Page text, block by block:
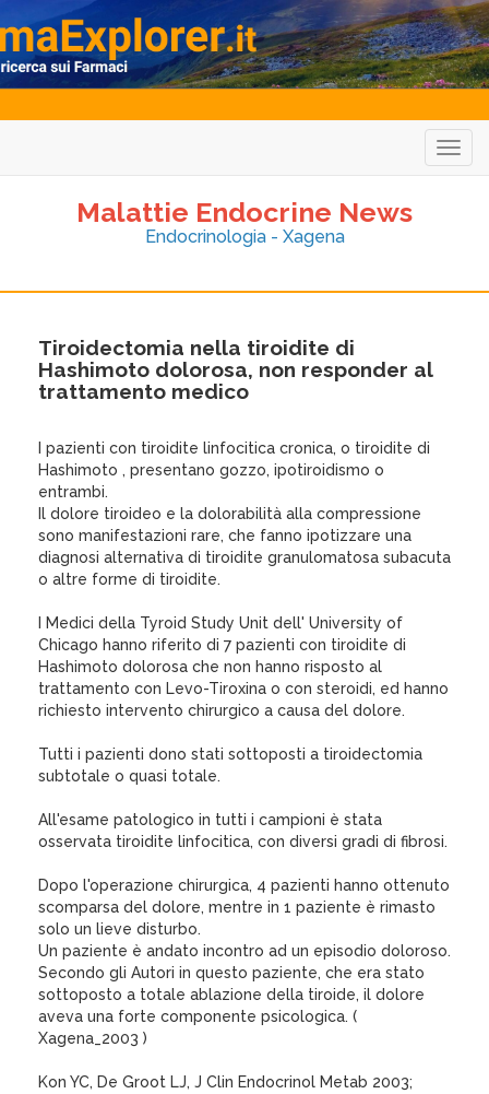
Malattie Endocrine News
Endocrinologia - Xagena
Tiroidectomia nella tiroidite di
Hashimoto dolorosa, non responder al
trattamento medico
I pazienti con tiroidite linfocitica cronica, o tiroidite di
Hashimoto , presentano gozzo, ipotiroidismo o
entrambi.
Il dolore tiroideo e la dolorabilità alla compressione
sono manifestazioni rare, che fanno ipotizzare una
diagnosi alternativa di tiroidite granulomatosa subacuta
o altre forme di tiroidite.
I Medici della Tyroid Study Unit dell' University of
Chicago hanno riferito di 7 pazienti con tiroidite di
Hashimoto dolorosa che non hanno risposto al
trattamento con Levo-Tiroxina o con steroidi, ed hanno
richiesto intervento chirurgico a causa del dolore.
Tutti i pazienti dono stati sottoposti a tiroidectomia
subtotale o quasi totale.
All'esame patologico in tutti i campioni è stata
osservata tiroidite linfocitica, con diversi gradi di fibrosi.
Dopo l'operazione chirurgica, 4 pazienti hanno ottenuto
scomparsa del dolore, mentre in 1 paziente è rimasto
solo un lieve disturbo.
Un paziente è andato incontro ad un episodio doloroso.
Secondo gli Autori in questo paziente, che era stato
sottoposto a totale ablazione della tiroide, il dolore
aveva una forte componente psicologica. (
Xagena_2003 )
Kon YC, De Groot LJ, J Clin Endocrinol Metab 2003;